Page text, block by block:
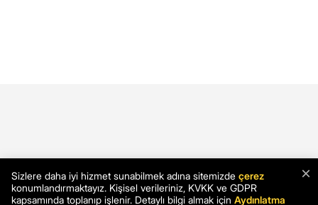
×
Sizlere daha iyi hizmet sunabilmek adına sitemizde çerez
konumlandırmaktayız. Kişisel verileriniz, KVKK ve GDPR
kapsamında toplanıp işlenir. Detaylı bilgi almak için Aydınlatma